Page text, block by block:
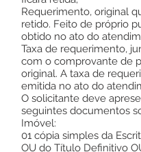
Requerimento, original
retido. Feito de próprio
obtido no ato do
Taxa de requerimento,
com o comprovante de
original. A taxa de
emitida no ato do
O solicitante deve
seguintes documentos
Imóvel:
01 cópia simples da
OU do Título Definitivo